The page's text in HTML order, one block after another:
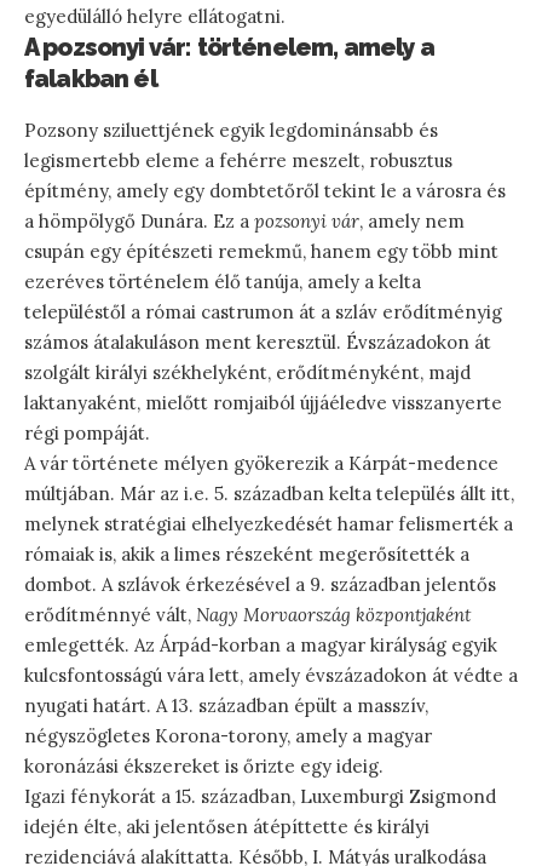
egyedülálló helyre ellátogatni.
A pozsonyi vár: történelem, amely a
falakban él
Pozsony sziluettjének egyik legdominánsabb és
legismertebb eleme a fehérre meszelt, robusztus
építmény, amely egy dombtetőről tekint le a városra és
a hömpölygő Dunára. Ez a pozsonyi vár, amely nem
csupán egy építészeti remekmű, hanem egy több mint
ezeréves történelem élő tanúja, amely a kelta
településtől a római castrumon át a szláv erődítményig
számos átalakuláson ment keresztül. Évszázadokon át
szolgált királyi székhelyként, erődítményként, majd
laktanyaként, mielőtt romjaiból újjáéledve visszanyerte
régi pompáját.
A vár története mélyen gyökerezik a Kárpát-medence
múltjában. Már az i.e. 5. században kelta település állt itt,
melynek stratégiai elhelyezkedését hamar felismerték a
rómaiak is, akik a limes részeként megerősítették a
dombot. A szlávok érkezésével a 9. században jelentős
erődítménnyé vált, Nagy Morvaország központjaként
emlegették. Az Árpád-korban a magyar királyság egyik
kulcsfontosságú vára lett, amely évszázadokon át védte a
nyugati határt. A 13. században épült a masszív,
négyszögletes Korona-torony, amely a magyar
koronázási ékszereket is őrizte egy ideig.
Igazi fénykorát a 15. században, Luxemburgi Zsigmond
idején élte, aki jelentősen átépíttette és királyi
rezidenciává alakíttatta. Később, I. Mátyás uralkodása